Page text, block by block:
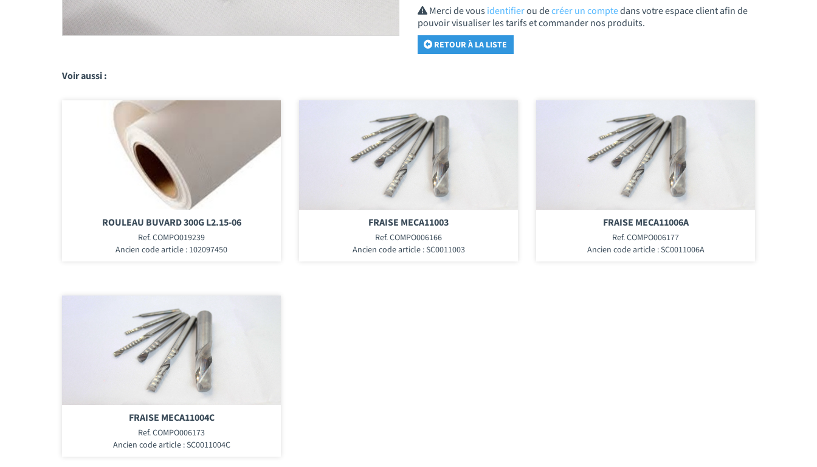
Merci de vousidentifierou decréer un comptedans votre espace client afin de
pouvoir visualiser les tarifs et commander nos produits.
RETOUR À LA LISTE
Voir aussi :
ROULEAU BUVARD 300G L2.15-06
Ref. COMPO019239
Ancien code article : 102097450
FRAISE MECA11003
Ref. COMPO006166
Ancien code article : SC0011003
FRAISE MECA11006A
Ref. COMPO006177
Ancien code article : SC0011006A
FRAISE MECA11004C
Ref. COMPO006173
Ancien code article : SC0011004C